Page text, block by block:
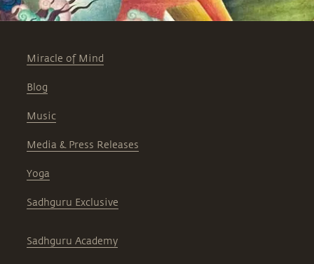
Miracle of Mind
Blog
Music
Media & Press Releases
Yoga
Sadhguru Exclusive
Sadhguru Academy